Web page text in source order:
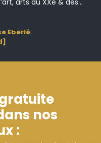
arts du XXe & des...
Eberlé
nos
: